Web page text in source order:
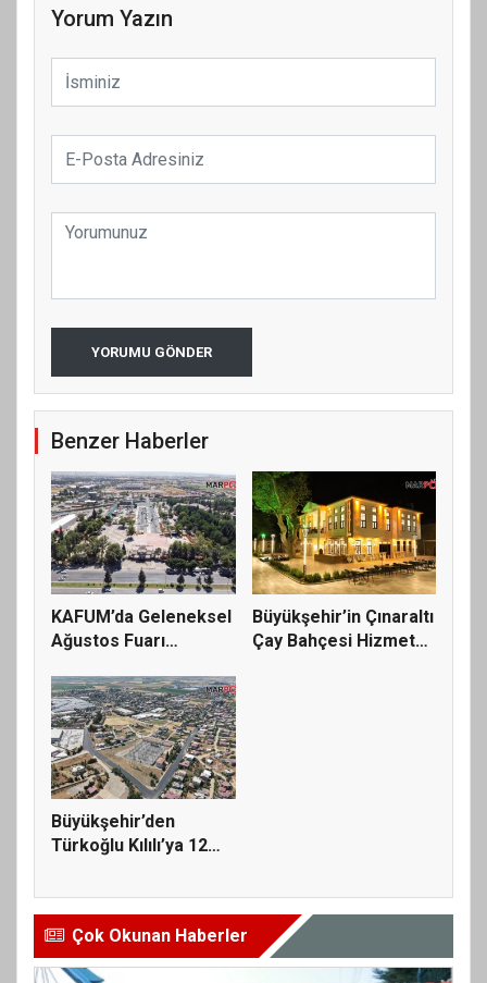
Yorum Yazın
YORUMU GÖNDER
Benzer Haberler
KAFUM’da Geleneksel
Ağustos Fuarı
Büyükşehir’in Çınaraltı
Çay Bahçesi Hizmete
Büyükşehir’den
Türkoğlu Kılılı’ya 12
Çok Okunan Haberler